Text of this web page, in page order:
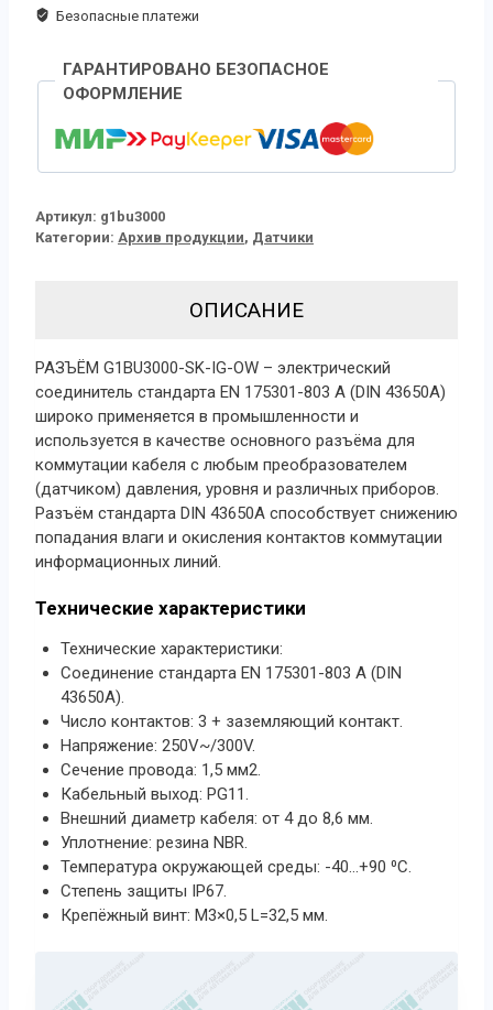
Безопасные платежи
ГАРАНТИРОВАНО БЕЗОПАСНОЕ
ОФОРМЛЕНИЕ
Артикул: g1bu3000
Категории: Архив продукции, Датчики
ОПИСАНИЕ
РАЗЪЁМ G1BU3000-SK-IG-OW – электрический
соединитель стандарта EN 175301-803 А (DIN 43650A)
широко применяется в промышленности и
используется в качестве основного разъёма для
коммутации кабеля с любым преобразователем
(датчиком) давления, уровня и различных приборов.
Разъём стандарта DIN 43650A способствует снижению
попадания влаги и окисления контактов коммутации
информационных линий.
Технические характеристики
Технические характеристики:
Соединение стандарта EN 175301-803 А (DIN
43650A).
Число контактов: 3 + заземляющий контакт.
Напряжение: 250V~/300V.
Сечение провода: 1,5 мм2.
Кабельный выход: PG11.
Внешний диаметр кабеля: от 4 до 8,6 мм.
Уплотнение: резина NBR.
Температура окружающей среды: -40…+90 ⁰С.
Степень защиты IP67.
Крепёжный винт: М3×0,5 L=32,5 мм.